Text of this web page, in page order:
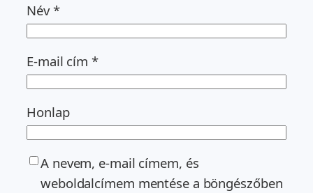
Név*
E-mail cím *
Honlap
A nevem, e-mail címem, és
weboldalcímem mentése a böngészőben